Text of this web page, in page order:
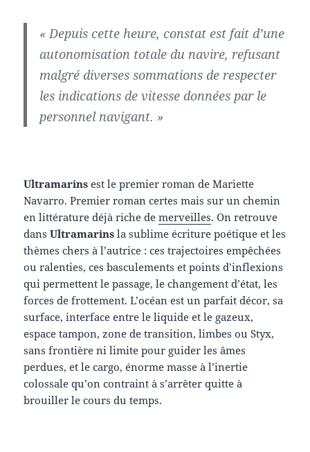
« Depuis cette heure, constat est fait d’une
autonomisation totale du navire, refusant
malgré diverses sommations de respecter
les indications de vitesse données par le
personnel navigant. »
Ultramarins est le premier roman de Mariette
Navarro. Premier roman certes mais sur un chemin
en littérature déjà riche demerveilles. On retrouve
dansUltramarins la sublime écriture poétique et les
thèmes chers à l’autrice : ces trajectoires empêchées
ou ralenties, ces basculements et points d’inflexions
qui permettent le passage, le changement d’état, les
forces de frottement. L’océan est un parfait décor, sa
surface, interface entre le liquide et le gazeux,
espace tampon, zone de transition, limbes ou Styx,
sans frontière ni limite pour guider les âmes
perdues, et le cargo, énorme masse à l’inertie
colossale qu’on contraint à s’arrêter quitte à
brouiller le cours du temps.